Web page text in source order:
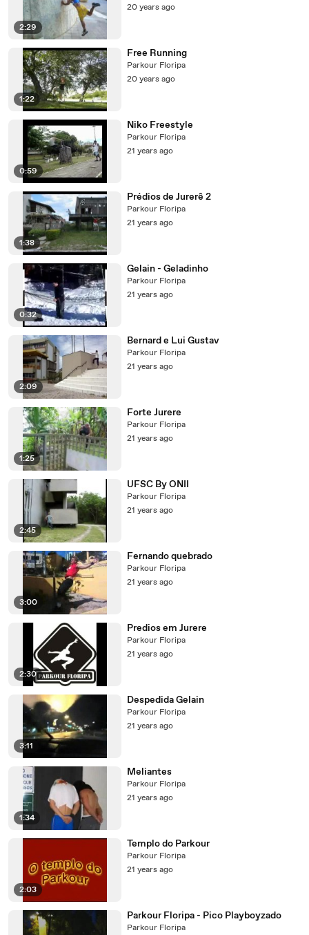
2:29
20 years ago
1:22
Free Running
Parkour Floripa
20 years ago
0:59
Niko Freestyle
Parkour Floripa
21 years ago
1:38
Prédios de Jurerê 2
Parkour Floripa
21 years ago
0:32
Gelain - Geladinho
Parkour Floripa
21 years ago
2:09
Bernard e Lui Gustav
Parkour Floripa
21 years ago
1:25
Forte Jurere
Parkour Floripa
21 years ago
2:45
UFSC By ONII
Parkour Floripa
21 years ago
3:00
Fernando quebrado
Parkour Floripa
21 years ago
2:30
Predios em Jurere
Parkour Floripa
21 years ago
3:11
Despedida Gelain
Parkour Floripa
21 years ago
1:34
Meliantes
Parkour Floripa
21 years ago
2:03
Templo do Parkour
Parkour Floripa
21 years ago
Parkour Floripa - Pico Playboyzado
Parkour Floripa